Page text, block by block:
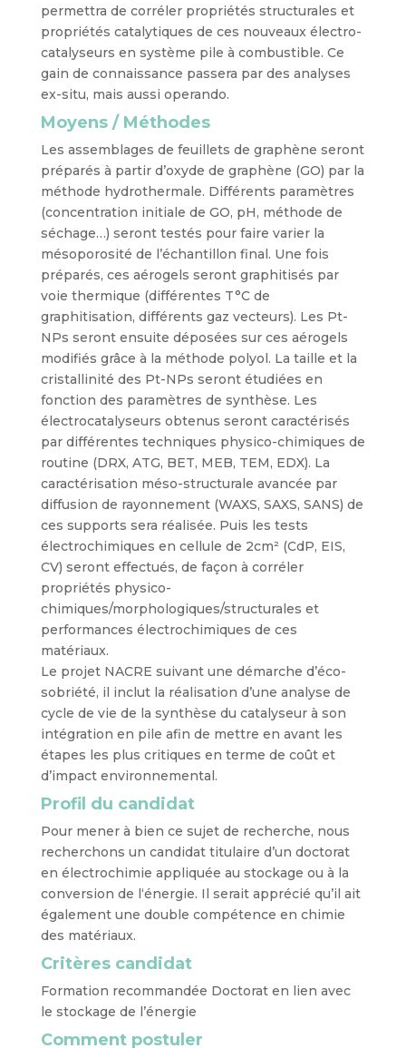
permettra de corréler propriétés structurales et
propriétés catalytiques de ces nouveaux électro-
catalyseurs en système pile à combustible. Ce
gain de connaissance passera par des analyses
ex-situ, mais aussi operando.
Moyens / Méthodes
Les assemblages de feuillets de graphène seront
préparés à partir d’oxyde de graphène (GO) par la
méthode hydrothermale. Différents paramètres
(concentration initiale de GO, pH, méthode de
séchage…) seront testés pour faire varier la
mésoporosité de l’échantillon final. Une fois
préparés, ces aérogels seront graphitisés par
voie thermique (différentes T°C de
graphitisation, différents gaz vecteurs). Les Pt-
NPs seront ensuite déposées sur ces aérogels
modifiés grâce à la méthode polyol. La taille et la
cristallinité des Pt-NPs seront étudiées en
fonction des paramètres de synthèse. Les
électrocatalyseurs obtenus seront caractérisés
par différentes techniques physico-chimiques de
routine (DRX, ATG, BET, MEB, TEM, EDX). La
caractérisation méso-structurale avancée par
diffusion de rayonnement (WAXS, SAXS, SANS) de
ces supports sera réalisée. Puis les tests
électrochimiques en cellule de 2cm² (CdP, EIS,
CV) seront effectués, de façon à corréler
propriétés physico-
chimiques/morphologiques/structurales et
performances électrochimiques de ces
matériaux.
Le projet NACRE suivant une démarche d’éco-
sobriété, il inclut la réalisation d’une analyse de
cycle de vie de la synthèse du catalyseur à son
intégration en pile afin de mettre en avant les
étapes les plus critiques en terme de coût et
d’impact environnemental.
Profil du candidat
Pour mener à bien ce sujet de recherche, nous
recherchons un candidat titulaire d’un doctorat
en électrochimie appliquée au stockage ou à la
conversion de l ‘énergie. Il serait apprécié qu’il ait
également une double compétence en chimie
des matériaux.
Critères candidat
Formation recommandée Doctorat en lien avec
le stockage de l’énergie
Comment postuler